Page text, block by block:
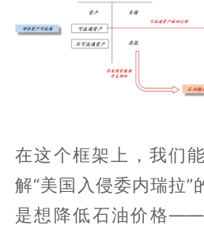
在这个框架上，我们
解“美国入侵委内瑞拉”
是想降低石油价格——